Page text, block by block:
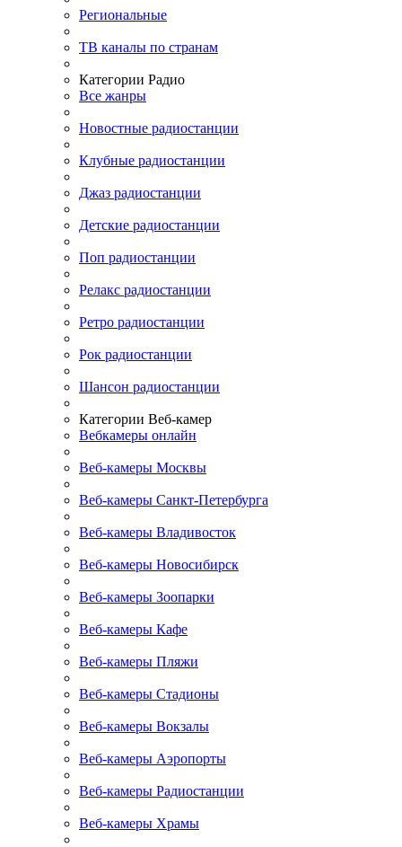
Региональные
ТВ каналы по странам
Категории Радио
Все жанры
Новостные радиостанции
Клубные радиостанции
Джаз радиостанции
Детские радиостанции
Поп радиостанции
Релакс радиостанции
Ретро радиостанции
Рок радиостанции
Шансон радиостанции
Категории Веб-камер
Вебкамеры онлайн
Веб-камеры Москвы
Веб-камеры Санкт-Петербурга
Веб-камеры Владивосток
Веб-камеры Новосибирск
Веб-камеры Зоопарки
Веб-камеры Кафе
Веб-камеры Пляжи
Веб-камеры Стадионы
Веб-камеры Вокзалы
Веб-камеры Аэропорты
Веб-камеры Радиостанции
Веб-камеры Храмы